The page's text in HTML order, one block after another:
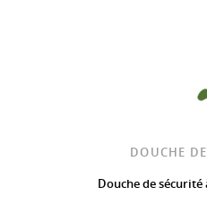
DOUCHE
Douche de